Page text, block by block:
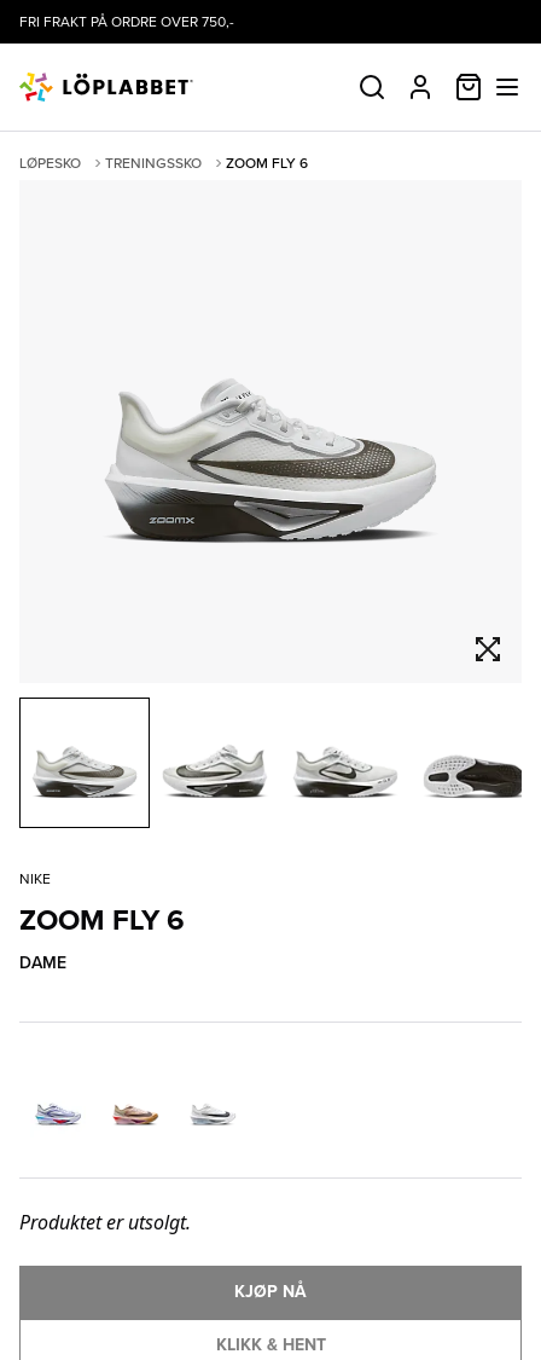
FRI FRAKT PÅ ORDRE OVER 750,-
SØK PROFIL
LØPESKO TRENINGSSKO ZOOM FLY 6
NIKE
ZOOM FLY 6
DAME
Produktet er utsolgt.
KLIKK & HENT
KJØP NÅ